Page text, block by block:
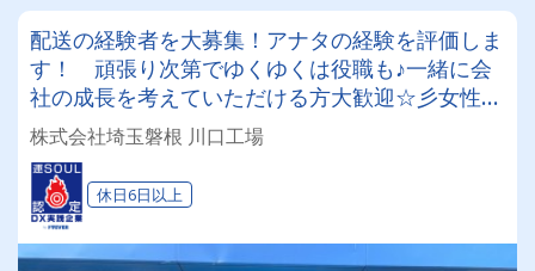
配送の経験者を大募集！アナタの経験を評価しま
す！ 頑張り次第でゆくゆくは役職も♪一緒に会
社の成長を考えていただける方大歓迎☆彡女性社
長が働きやすい会社作りを推進中！
株式会社埼玉磐根 川口工場
休日6日以上